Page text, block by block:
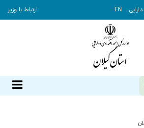
EN ارتباط با وزیر